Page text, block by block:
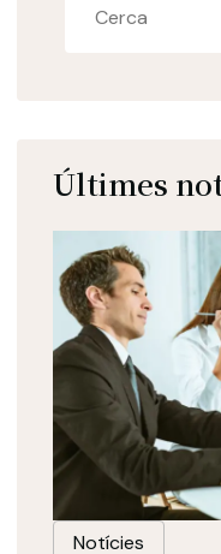
Últimes
Notícies